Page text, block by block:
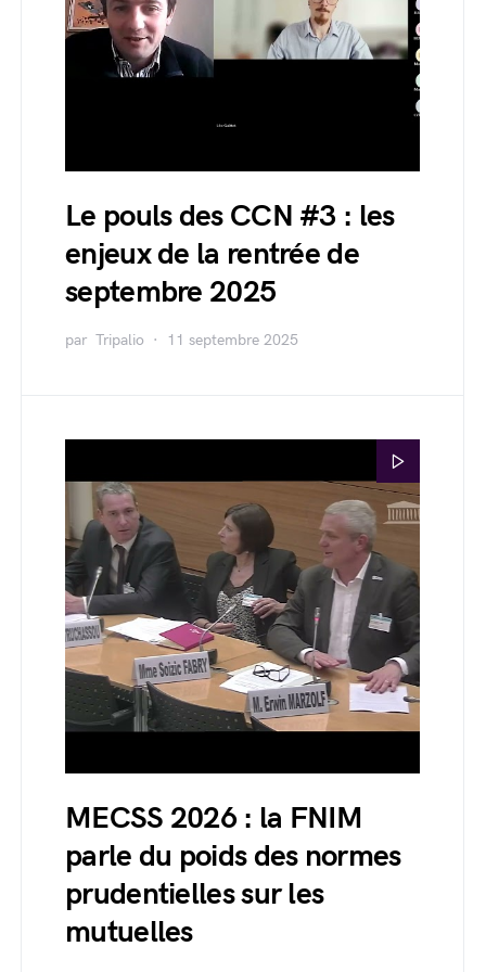
Le pouls des CCN #3 : les
enjeux de la rentrée de
septembre 2025
par Tripalio 11 septembre 2025
MECSS 2026 : la FNIM
parle du poids des normes
prudentielles sur les
mutuelles